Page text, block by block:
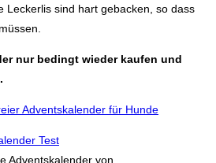
Leckerlis sind hart gebacken, so dass
nur bedingt wieder kaufen und
Adventskalender für Hunde
Adventskalender von